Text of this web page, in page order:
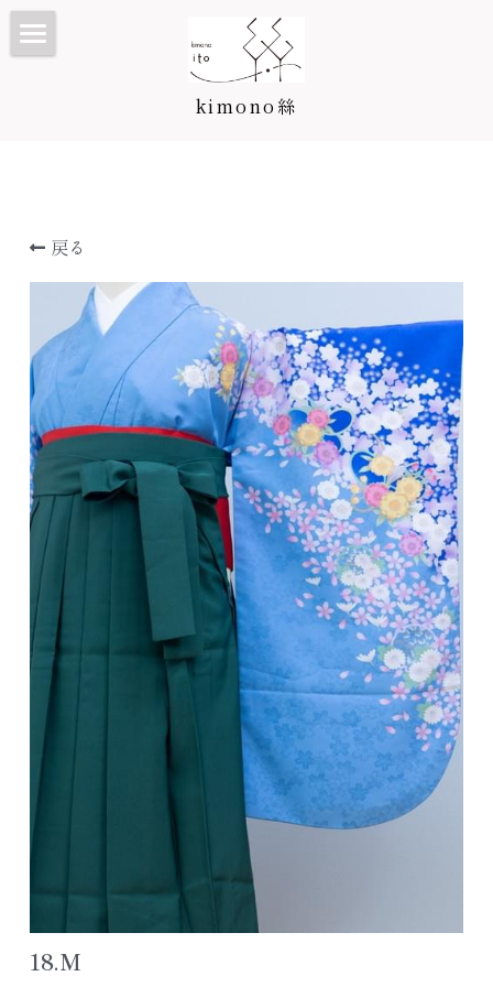
kimono絲
七五三・子供プラン
3歳カタログ
5歳カタログ
7歳カタログ
お宮参り・産着
七五三ヘアスタイル
振袖・成人式プラン/カタログ
振袖カタログ
訪問着・留袖プラン/カタログ
訪問着・留袖プラン
訪問着カタログ
黒留袖カタログ
色留袖カタログ
卒業袴プラン/カタログ
卒業袴プラン
二尺袖・卒業袴カタログ
料金表
着付け教室
アクセス/お問合せ
公式LINE追加
よくあるご質問
レンタルスペース浦安
戻る
18.M